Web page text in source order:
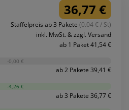
36,77 €
Staffelpreis ab 3 Pakete (0.04 € / St)
inkl. MwSt. & zzgl. Versand
ab 1 Paket 41,54 €
-0,00 €
ab 2 Pakete 39,41 €
-4,26 €
ab 3 Pakete 36,77 €